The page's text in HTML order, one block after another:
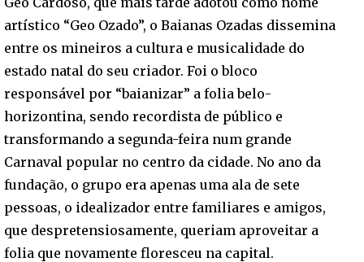
artístico “Geo Ozado”, o Baianas Ozadas dissemina
entre os mineiros a cultura e musicalidade do
estado natal do seu criador. Foi o bloco
responsável por “baianizar” a folia belo-
horizontina, sendo recordista de público e
transformando a segunda-feira num grande
Carnaval popular no centro da cidade. No ano da
fundação, o grupo era apenas uma ala de sete
pessoas, o idealizador entre familiares e amigos,
que despretensiosamente, queriam aproveitar a
folia que novamente floresceu na capital.